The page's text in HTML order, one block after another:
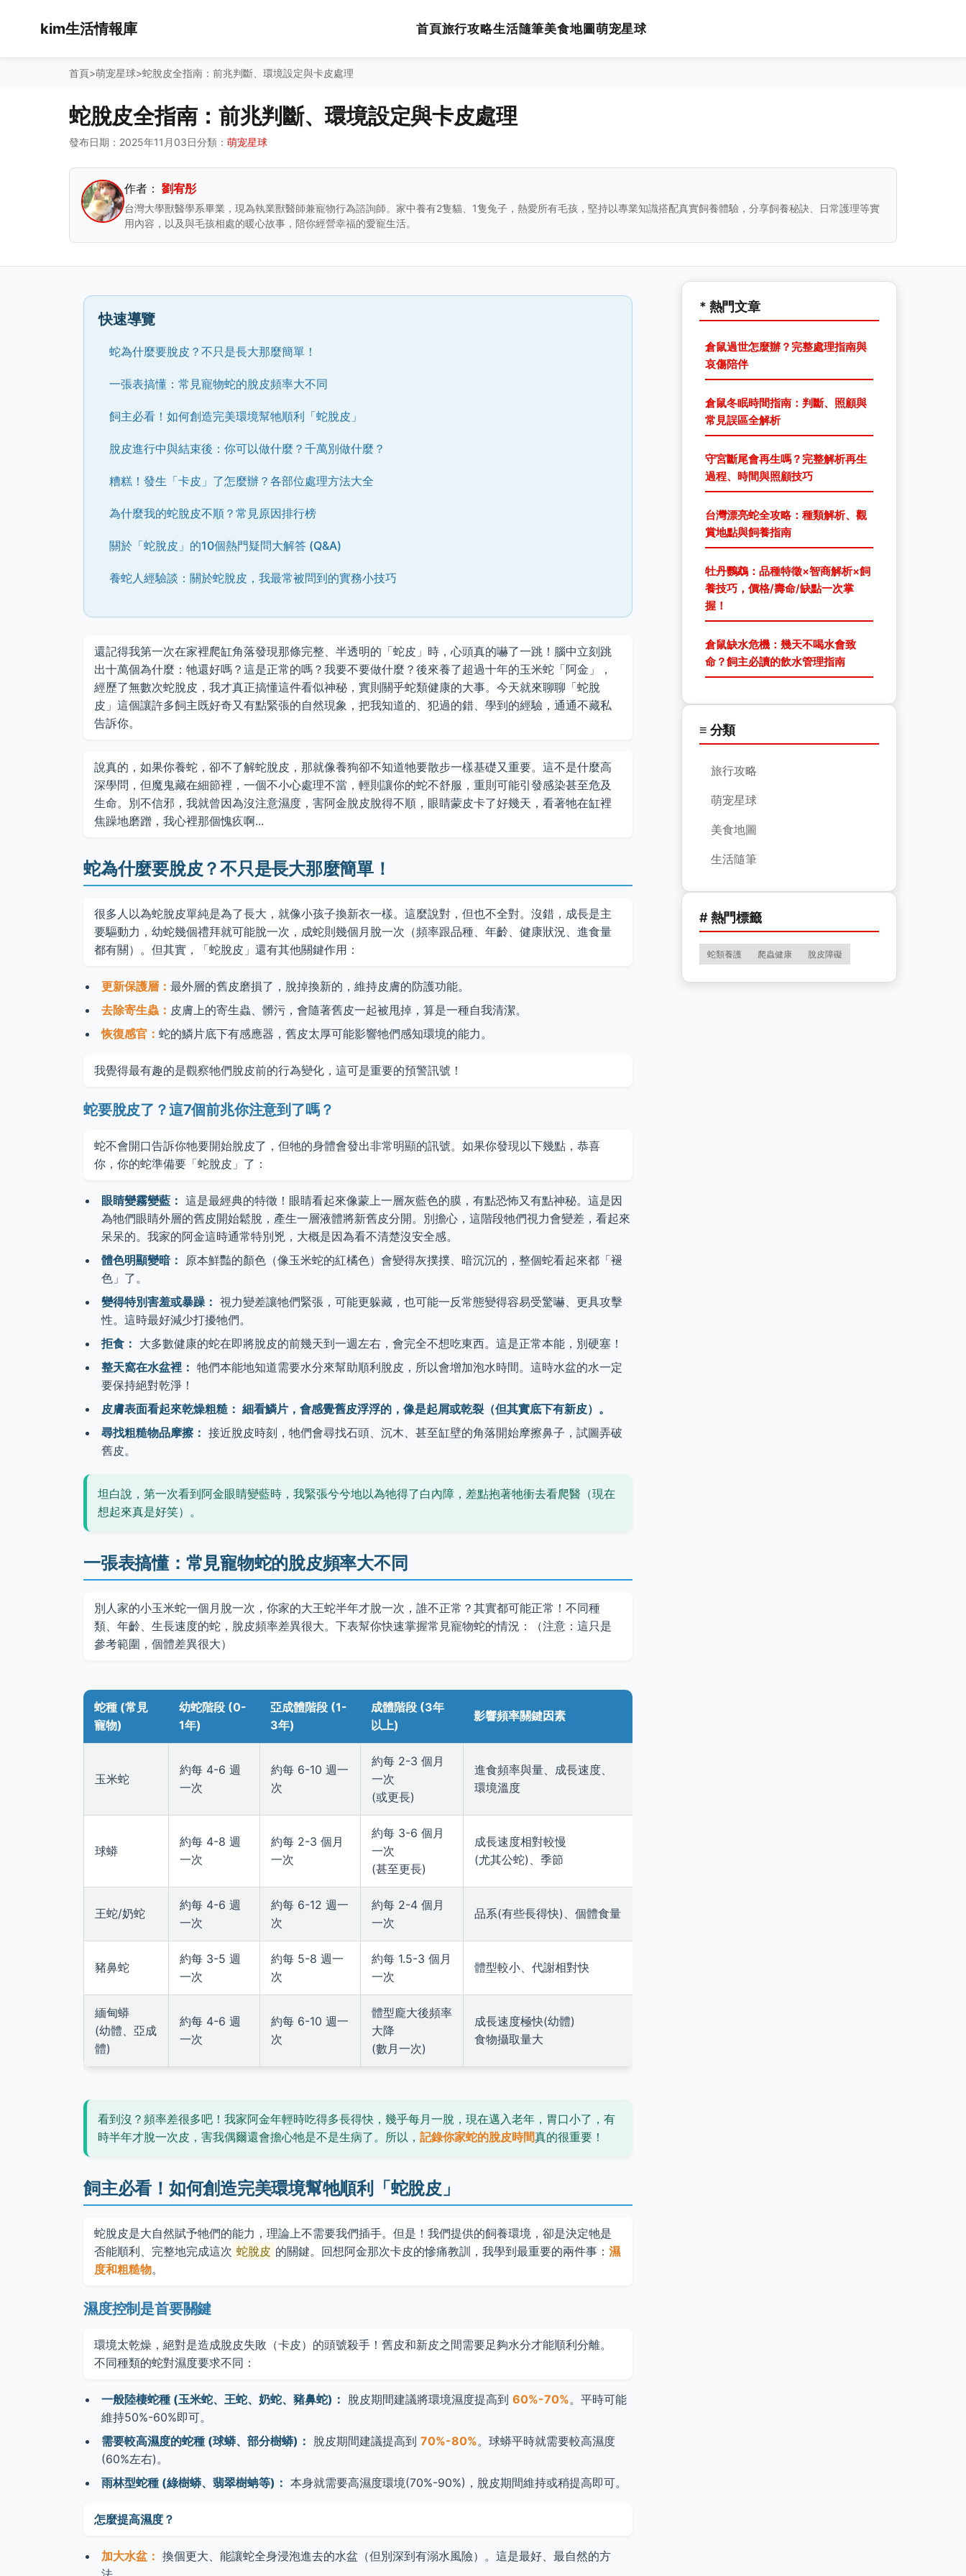
kim生活情報庫 首頁旅行攻略生活隨筆美食地圖萌宠星球
首頁>萌宠星球>蛇脫皮全指南：前兆判斷、環境設定與卡皮處理
蛇脫皮全指南：前兆判斷、環境設定與卡皮處理
發布日期：2025年11月03日分類： 萌宠星球
作者： 劉宥彤
台灣大學獸醫學系畢業，現為執業獸醫師兼寵物行為諮詢師。家中養有2隻貓、1隻兔子，熱愛所有毛孩，堅持以專業知識搭配真實飼養體驗，分享飼養秘訣、日常護理等實
用內容，以及與毛孩相處的暖心故事，陪你經營幸福的愛寵生活。
快速導覽
蛇為什麼要脫皮？不只是長大那麼簡單！
一張表搞懂：常見寵物蛇的脫皮頻率大不同
飼主必看！如何創造完美環境幫牠順利「蛇脫皮」
脫皮進行中與結束後：你可以做什麼？千萬別做什麼？
糟糕！發生「卡皮」了怎麼辦？各部位處理方法大全
為什麼我的蛇脫皮不順？常見原因排行榜
關於「蛇脫皮」的10個熱門疑問大解答 (Q&A)
養蛇人經驗談：關於蛇脫皮，我最常被問到的實務小技巧
還記得我第一次在家裡爬缸角落發現那條完整、半透明的「蛇皮」時，心頭真的嚇了一跳！腦中立刻跳
出十萬個為什麼：牠還好嗎？這是正常的嗎？我要不要做什麼？後來養了超過十年的玉米蛇「阿金」，
經歷了無數次蛇脫皮，我才真正搞懂這件看似神秘，實則關乎蛇類健康的大事。今天就來聊聊「蛇脫
皮」這個讓許多飼主既好奇又有點緊張的自然現象，把我知道的、犯過的錯、學到的經驗，通通不藏私
告訴你。
說真的，如果你養蛇，卻不了解蛇脫皮，那就像養狗卻不知道牠要散步一樣基礎又重要。這不是什麼高
深學問，但魔鬼藏在細節裡，一個不小心處理不當，輕則讓你的蛇不舒服，重則可能引發感染甚至危及
生命。別不信邪，我就曾因為沒注意濕度，害阿金脫皮脫得不順，眼睛蒙皮卡了好幾天，看著牠在缸裡
焦躁地磨蹭，我心裡那個愧疚啊...
蛇為什麼要脫皮？不只是長大那麼簡單！
很多人以為蛇脫皮單純是為了長大，就像小孩子換新衣一樣。這麼說對，但也不全對。沒錯，成長是主
要驅動力，幼蛇幾個禮拜就可能脫一次，成蛇則幾個月脫一次（頻率跟品種、年齡、健康狀況、進食量
都有關）。但其實，「蛇脫皮」還有其他關鍵作用：
更新保護層： 最外層的舊皮磨損了，脫掉換新的，維持皮膚的防護功能。
去除寄生蟲： 皮膚上的寄生蟲、髒污，會隨著舊皮一起被甩掉，算是一種自我清潔。
恢復感官： 蛇的鱗片底下有感應器，舊皮太厚可能影響牠們感知環境的能力。
我覺得最有趣的是觀察牠們脫皮前的行為變化，這可是重要的預警訊號！
蛇要脫皮了？這7個前兆你注意到了嗎？
蛇不會開口告訴你牠要開始脫皮了，但牠的身體會發出非常明顯的訊號。如果你發現以下幾點，恭喜
你，你的蛇準備要「蛇脫皮」了：
眼睛變霧變藍： 這是最經典的特徵！眼睛看起來像蒙上一層灰藍色的膜，有點恐怖又有點神秘。這是因
為牠們眼睛外層的舊皮開始鬆脫，產生一層液體將新舊皮分開。別擔心，這階段牠們視力會變差，看起來
呆呆的。我家的阿金這時通常特別兇，大概是因為看不清楚沒安全感。
體色明顯變暗： 原本鮮豔的顏色（像玉米蛇的紅橘色）會變得灰撲撲、暗沉沉的，整個蛇看起來都「褪
色」了。
變得特別害羞或暴躁： 視力變差讓牠們緊張，可能更躲藏，也可能一反常態變得容易受驚嚇、更具攻擊
性。這時最好減少打擾牠們。
拒食： 大多數健康的蛇在即將脫皮的前幾天到一週左右，會完全不想吃東西。這是正常本能，別硬塞！
整天窩在水盆裡： 牠們本能地知道需要水分來幫助順利脫皮，所以會增加泡水時間。這時水盆的水一定
要保持絕對乾淨！
皮膚表面看起來乾燥粗糙： 細看鱗片，會感覺舊皮浮浮的，像是起屑或乾裂（但其實底下有新皮）。
尋找粗糙物品摩擦： 接近脫皮時刻，牠們會尋找石頭、沉木、甚至缸壁的角落開始摩擦鼻子，試圖弄破
舊皮。
坦白說，第一次看到阿金眼睛變藍時，我緊張兮兮地以為牠得了白內障，差點抱著牠衝去看爬醫（現在
想起來真是好笑）。
一張表搞懂：常見寵物蛇的脫皮頻率大不同
別人家的小玉米蛇一個月脫一次，你家的大王蛇半年才脫一次，誰不正常？其實都可能正常！不同種
類、年齡、生長速度的蛇，脫皮頻率差異很大。下表幫你快速掌握常見寵物蛇的情況：（注意：這只是
參考範圍，個體差異很大）
蛇種 (常見
寵物)
幼蛇階段 (0-
1年)
亞成體階段 (1-
3年)
成體階段 (3年
以上)
影響頻率關鍵因素
玉米蛇
約每 4-6 週
一次
約每 6-10 週一
次
約每 2-3 個月
一次
(或更長)
進食頻率與量、成長速度、
環境溫度
球蟒
約每 4-8 週
一次
約每 2-3 個月
一次
約每 3-6 個月
一次
(甚至更長)
成長速度相對較慢
(尤其公蛇)、季節
王蛇/奶蛇
約每 4-6 週
一次
約每 6-12 週一
次
約每 2-4 個月
一次
品系(有些長得快)、個體食量
豬鼻蛇
約每 3-5 週
一次
約每 5-8 週一
次
約每 1.5-3 個月
一次
體型較小、代謝相對快
緬甸蟒
(幼體、亞成
體)
約每 4-6 週
一次
約每 6-10 週一
次
體型龐大後頻率
大降
(數月一次)
成長速度極快(幼體)
食物攝取量大
看到沒？頻率差很多吧！我家阿金年輕時吃得多長得快，幾乎每月一脫，現在邁入老年，胃口小了，有
時半年才脫一次皮，害我偶爾還會擔心牠是不是生病了。所以， 記錄你家蛇的脫皮時間真的很重要！
飼主必看！如何創造完美環境幫牠順利「蛇脫皮」
蛇脫皮是大自然賦予牠們的能力，理論上不需要我們插手。但是！我們提供的飼養環境，卻是決定牠是
否能順利、完整地完成這次 蛇脫皮 的關鍵。回想阿金那次卡皮的慘痛教訓，我學到最重要的兩件事： 濕
度和粗糙物。
濕度控制是首要關鍵
環境太乾燥，絕對是造成脫皮失敗（卡皮）的頭號殺手！舊皮和新皮之間需要足夠水分才能順利分離。
不同種類的蛇對濕度要求不同：
一般陸棲蛇種 (玉米蛇、王蛇、奶蛇、豬鼻蛇)： 脫皮期間建議將環境濕度提高到 60%-70%。平時可能
維持50%-60%即可。
需要較高濕度的蛇種 (球蟒、部分樹蟒)： 脫皮期間建議提高到 70%-80%。球蟒平時就需要較高濕度
(60%左右)。
雨林型蛇種 (綠樹蟒、翡翠樹蚺等)： 本身就需要高濕度環境(70%-90%)，脫皮期間維持或稍提高即可。
怎麼提高濕度？
加大水盆： 換個更大、能讓蛇全身浸泡進去的水盆（但別深到有溺水風險）。這是最好、最自然的方
* 熱門文章
倉鼠過世怎麼辦？完整處理指南與
哀傷陪伴
倉鼠冬眠時間指南：判斷、照顧與
常見誤區全解析
守宮斷尾會再生嗎？完整解析再生
過程、時間與照顧技巧
台灣漂亮蛇全攻略：種類解析、觀
賞地點與飼養指南
牡丹鸚鵡：品種特徵×智商解析×飼
養技巧，價格/壽命/缺點一次掌
握！
倉鼠缺水危機：幾天不喝水會致
命？飼主必讀的飲水管理指南
≡ 分類
旅行攻略
萌宠星球
美食地圖
生活隨筆
# 熱門標籤
蛇類養護 爬蟲健康 脫皮障礙